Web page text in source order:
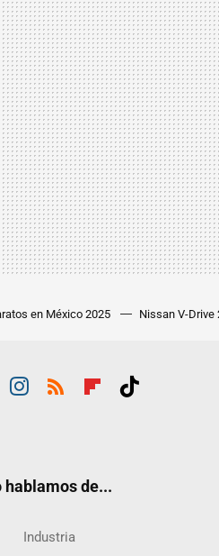
en México 2025 Nissan V-Drive
de...
Industria